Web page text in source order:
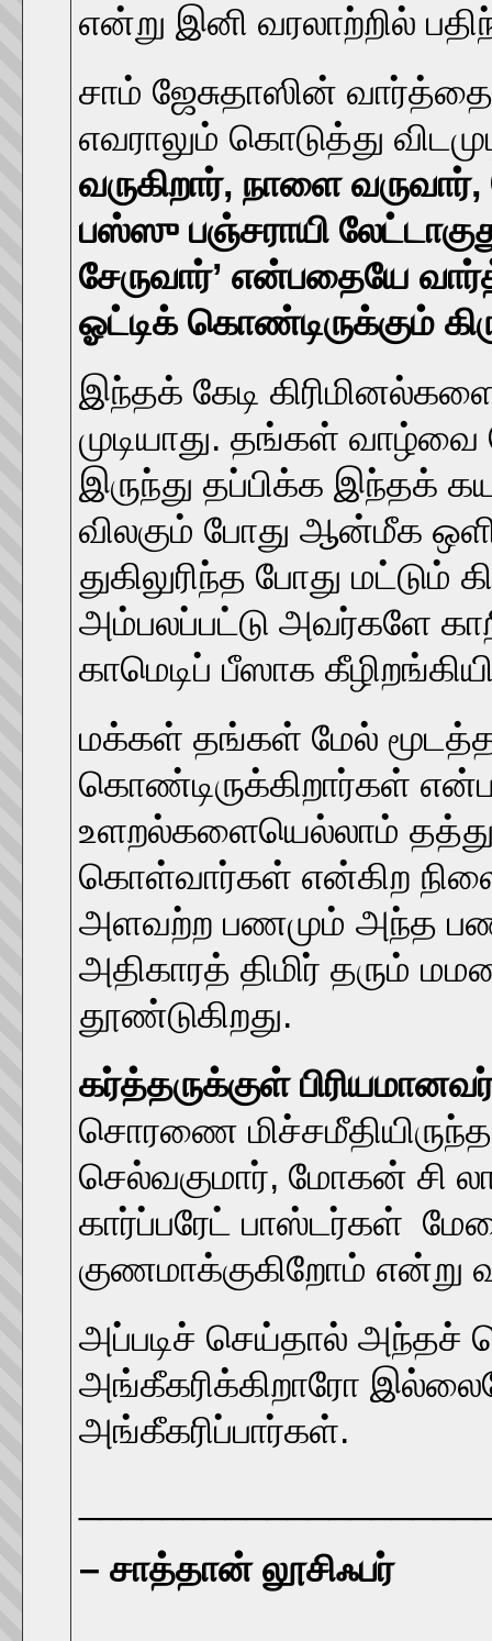
என்று இனி வரலாற்றில்
சாம் ஜேசுதாஸின்
எவராலும் கொடுத்து
வருகிறார், நாளை
பஸ்ஸு பஞ்சராயி
சேருவார்’ என்பதையே
ஓட்டிக் கொண்டிருக்கும்
இந்தக் கேடி
முடியாது. தங்கள் வாழ்வை
இருந்து தப்பிக்க இந்தக்
விலகும் போது ஆன்மீக
துகிலுரிந்த போது
அம்பலப்பட்டு அவர்களே
காமெடிப் பீஸாக
மக்கள் தங்கள் மேல்
கொண்டிருக்கிறார்கள்
உளறல்களையெல்லாம்
கொள்வார்கள் என்கிற
அளவற்ற பணமும் அந்த
அதிகாரத் திமிர் தரும்
தூண்டுகிறது.
கர்த்தருக்குள்
சொரணை
செல்வகுமார், மோகன் சி
கார்ப்பரேட் பாஸ்டர்கள்
குணமாக்குகிறோம் என்று
அப்படிச் செய்தால் அந்தச்
அங்கீகரிக்கிறாரோ
அங்கீகரிப்பார்கள்.
– சாத்தான் லூசிஃபர்